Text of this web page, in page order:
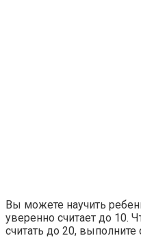
Вы можете научить
уверенно считает до 10.
считать до 20,